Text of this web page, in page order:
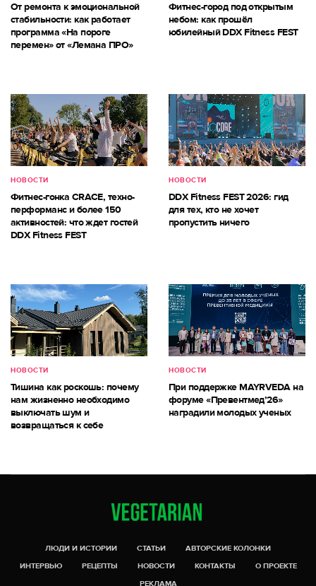
От ремонта к эмоциональной
стабильности: как работает
программа «На пороге
перемен» от «Лемана ПРО»
Фитнес-город под открытым
небом: как прошёл
юбилейный DDX Fitness FEST
НОВОСТИ
Фитнес-гонка CRACE, техно-
перформанс и более 150
активностей: что ждет гостей
DDX Fitness FEST
НОВОСТИ
DDX Fitness FEST 2026: гид
для тех, кто не хочет
пропустить ничего
НОВОСТИ
Тишина как роскошь: почему
нам жизненно необходимо
выключать шум и
возвращаться к себе
НОВОСТИ
При поддержке MAYRVEDA на
форуме «Превентмед’26»
наградили молодых ученых
ЛЮДИ И ИСТОРИИ СТАТЬИ
АВТОРСКИЕ КОЛОНКИ
ИНТЕРВЬЮ
РЕЦЕПТЫ НОВОСТИ КОНТАКТЫ
О ПРОЕКТЕ
РЕКЛАМА